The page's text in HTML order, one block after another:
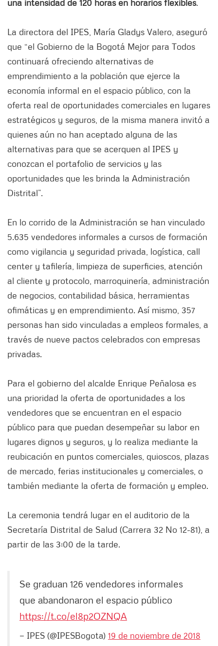
una intensidad de 120 horas en horarios flexibles.
La directora del IPES, María Gladys Valero, aseguró
que “el Gobierno de la Bogotá Mejor para Todos
continuará ofreciendo alternativas de
emprendimiento a la población que ejerce la
economía informal en el espacio público, con la
oferta real de oportunidades comerciales en lugares
estratégicos y seguros, de la misma manera invitó a
quienes aún no han aceptado alguna de las
alternativas para que se acerquen al IPES y
conozcan el portafolio de servicios y las
oportunidades que les brinda la Administración
Distrital”.
En lo corrido de la Administración se han vinculado
5.635 vendedores informales a cursos de formación
como vigilancia y seguridad privada, logística, call
center y tafilería, limpieza de superficies, atención
al cliente y protocolo, marroquinería, administración
de negocios, contabilidad básica, herramientas
ofimáticas y en emprendimiento. Así mismo, 357
personas han sido vinculadas a empleos formales, a
través de nueve pactos celebrados con empresas
privadas.
Para el gobierno del alcalde Enrique Peñalosa es
una prioridad la oferta de oportunidades a los
vendedores que se encuentran en el espacio
público para que puedan desempeñar su labor en
lugares dignos y seguros, y lo realiza mediante la
reubicación en puntos comerciales, quioscos, plazas
de mercado, ferias institucionales y comerciales, o
también mediante la oferta de formación y empleo.
La ceremonia tendrá lugar en el auditorio de la
Secretaría Distrital de Salud (Carrera 32 No 12-81), a
partir de las 3:00 de la tarde.
Se graduan 126 vendedores informales
que abandonaron el espacio público
https://t.co/el8p2OZNQA
— IPES (@IPESBogota) 19 de noviembre de 2018